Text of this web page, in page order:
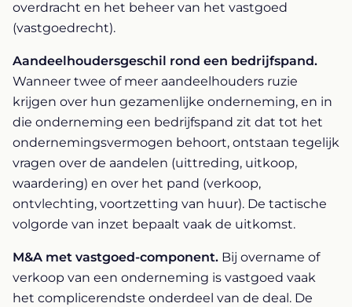
overdracht en het beheer van het vastgoed
(vastgoedrecht).
Aandeelhoudersgeschil rond een bedrijfspand.
Wanneer twee of meer aandeelhouders ruzie
krijgen over hun gezamenlijke onderneming, en in
die onderneming een bedrijfspand zit dat tot het
ondernemingsvermogen behoort, ontstaan tegelijk
vragen over de aandelen (uittreding, uitkoop,
waardering) en over het pand (verkoop,
ontvlechting, voortzetting van huur). De tactische
volgorde van inzet bepaalt vaak de uitkomst.
M&A met vastgoed-component. Bij overname of
verkoop van een onderneming is vastgoed vaak
het complicerendste onderdeel van de deal. De